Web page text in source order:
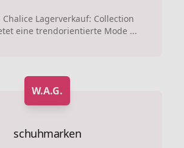
Chalice Lagerverkauf: Collection
eine trendorientierte Mode ...
W.A.G.
schuhmarken